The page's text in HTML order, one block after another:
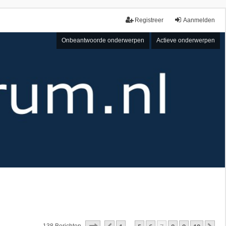
Aanmelden
Registreer
Onbeantwoorde onderwerpen Actieve onderwerpen